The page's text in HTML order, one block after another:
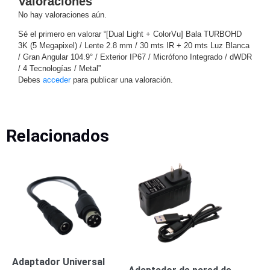
Pantallas
y
Mobiliario
Accesorios Mobiliario
de
ApoyoPantallas
Protección
Contra
AlternaCorriente
Directa
Redes
Servidores
Almacenamiento
NAS /
No hay valoraciones aún.
Sé el primero en valorar “[Dual Light + ColorVu] Bala TURBOHD
3K (5 Megapixel) / Lente 2.8 mm / 30 mts IR + 20 mts Luz Blanca
/ Gran Angular 104.9° / Exterior IP67 / Micrófono Integrado / dWDR
/ 4 Tecnologías / Metal”
Debes accederpara publicar una valoración.
Relacionados
Adaptador Universal